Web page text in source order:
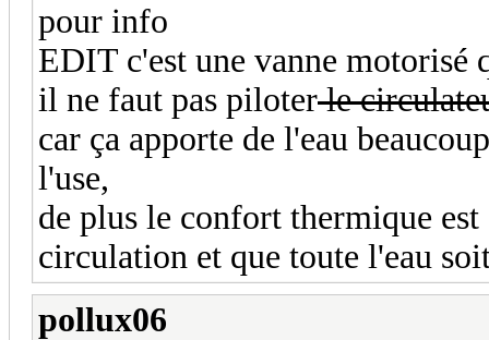
pour info
EDIT c'est une vanne motorisé
il ne faut pas piloterle
car ça apporte de l'eau
l'use,
de plus le confort thermique
circulation et que toute l'eau
pollux06